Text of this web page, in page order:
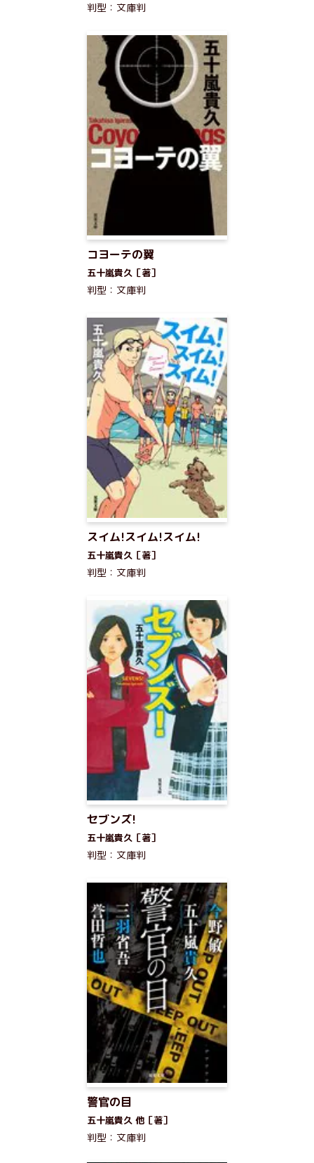
判型：文庫判
コヨーテの翼
五十嵐貴久［著］
判型：文庫判
スイム!スイム!スイム!
五十嵐貴久［著］
判型：文庫判
セブンズ!
五十嵐貴久［著］
判型：文庫判
警官の目
五十嵐貴久 他［著］
判型：文庫判